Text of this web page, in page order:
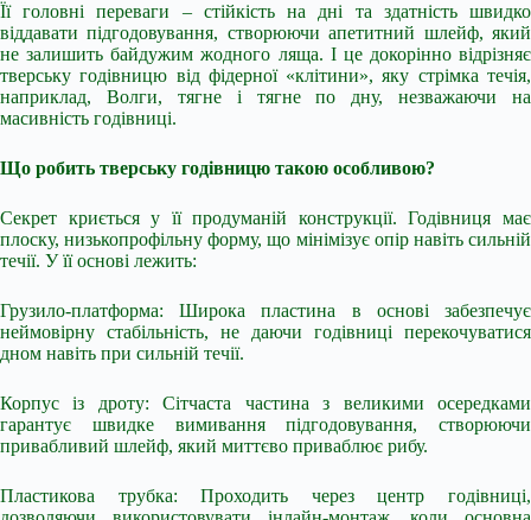
Її головні переваги – стійкість на дні та здатність швидко
віддавати підгодовування, створюючи апетитний шлейф, який
не залишить байдужим жодного ляща. І це докорінно відрізняє
тверську годівницю від фідерної «клітини», яку стрімка течія,
наприклад, Волги, тягне і тягне по дну, незважаючи на
масивність годівниці.
Що робить тверську годівницю такою особливою?
Секрет криється у її продуманій конструкції. Годівниця має
плоску, низькопрофільну форму, що мінімізує опір навіть сильній
течії. У її основі лежить:
Грузило-платформа: Широка пластина в основі забезпечує
неймовірну стабільність, не даючи годівниці перекочуватися
дном навіть при сильній течії.
Корпус із дроту: Сітчаста частина з великими осередками
гарантує швидке вимивання підгодовування, створюючи
привабливий шлейф, який миттєво приваблює рибу.
Пластикова трубка: Проходить через центр годівниці,